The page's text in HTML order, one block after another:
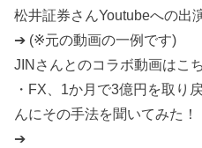
松井証券さんYoutubeへの出
➔ (※元の動画の一例です)
JINさんとのコラボ動画はこ
・FX、1か月で3億円を取り
んにその手法を聞いてみた！
➔